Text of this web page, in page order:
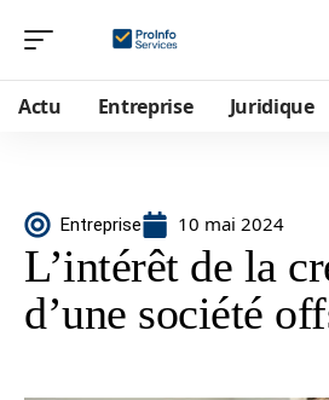
Actu Entreprise Juridique
Entreprise 10 mai 2024
L’intérêt de la
d’une société